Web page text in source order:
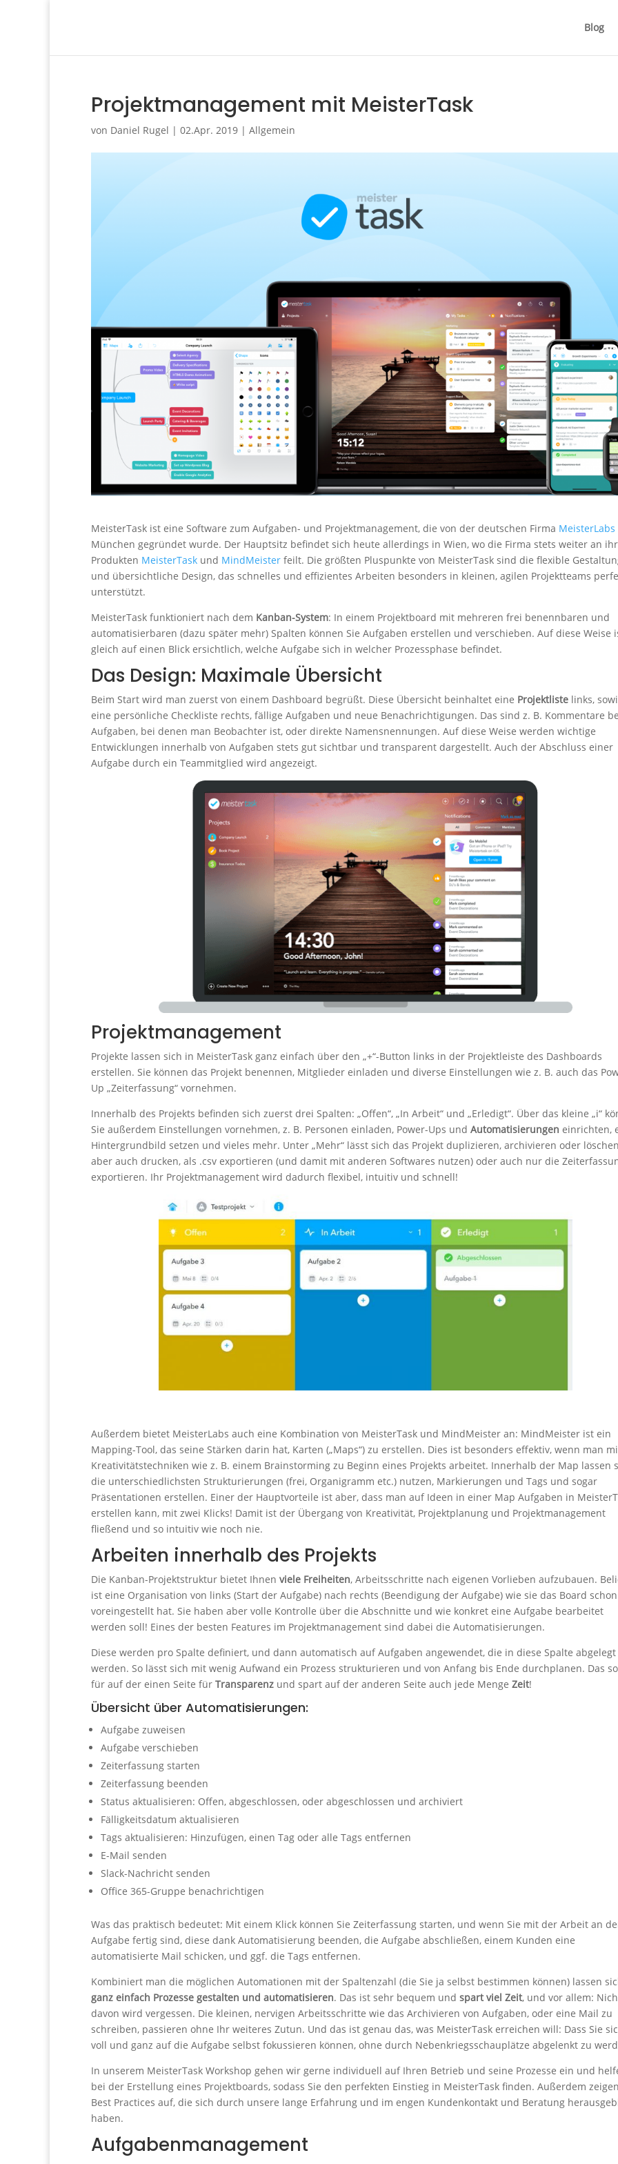
Blog
Projektmanagement mit MeisterTask
von Daniel Rugel | 02.Apr. 2019 | Allgemein
MeisterTask ist eine Software zum Aufgaben- und Projektmanagement, die von der deutschen Firma MeisterLabs
München gegründet wurde. Der Hauptsitz befindet sich heute allerdings in Wien, wo die Firma stets weiter an
Produkten MeisterTask und MindMeister feilt. Die größten Pluspunkte von MeisterTask sind die flexible
und übersichtliche Design, das schnelles und effizientes Arbeiten besonders in kleinen, agilen Projektteams
unterstützt.
MeisterTask funktioniert nach dem Kanban-System: In einem Projektboard mit mehreren frei benennbaren und
automatisierbaren (dazu später mehr) Spalten können Sie Aufgaben erstellen und verschieben. Auf diese Weise
gleich auf einen Blick ersichtlich, welche Aufgabe sich in welcher Prozessphase befindet.
Das Design: Maximale Übersicht
Beim Start wird man zuerst von einem Dashboard begrüßt. Diese Übersicht beinhaltet eine Projektliste links,
eine persönliche Checkliste rechts, fällige Aufgaben und neue Benachrichtigungen. Das sind z. B. Kommentare
Aufgaben, bei denen man Beobachter ist, oder direkte Namensnennungen. Auf diese Weise werden wichtige
Entwicklungen innerhalb von Aufgaben stets gut sichtbar und transparent dargestellt. Auch der Abschluss einer
Aufgabe durch ein Teammitglied wird angezeigt.
Projektmanagement
Projekte lassen sich in MeisterTask ganz einfach über den „+“-Button links in der Projektleiste des Dashboards
erstellen. Sie können das Projekt benennen, Mitglieder einladen und diverse Einstellungen wie z. B. auch das
Up „Zeiterfassung“ vornehmen.
Innerhalb des Projekts befinden sich zuerst drei Spalten: „Offen“, „In Arbeit“ und „Erledigt“. Über das kleine „i“
Sie außerdem Einstellungen vornehmen, z. B. Personen einladen, Power-Ups und Automatisierungen einrichten,
Hintergrundbild setzen und vieles mehr. Unter „Mehr“ lässt sich das Projekt duplizieren, archivieren oder
aber auch drucken, als .csv exportieren (und damit mit anderen Softwares nutzen) oder auch nur die
exportieren. Ihr Projektmanagement wird dadurch flexibel, intuitiv und schnell!
Außerdem bietet MeisterLabs auch eine Kombination von MeisterTask und MindMeister an: MindMeister ist ein
Mapping-Tool, das seine Stärken darin hat, Karten („Maps“) zu erstellen. Dies ist besonders effektiv, wenn man
Kreativitätstechniken wie z. B. einem Brainstorming zu Beginn eines Projekts arbeitet. Innerhalb der Map lassen
die unterschiedlichsten Strukturierungen (frei, Organigramm etc.) nutzen, Markierungen und Tags und sogar
Präsentationen erstellen. Einer der Hauptvorteile ist aber, dass man auf Ideen in einer Map Aufgaben in
erstellen kann, mit zwei Klicks! Damit ist der Übergang von Kreativität, Projektplanung und Projektmanagement
fließend und so intuitiv wie noch nie.
Arbeiten innerhalb des Projekts
Die Kanban-Projektstruktur bietet Ihnen viele Freiheiten, Arbeitsschritte nach eigenen Vorlieben aufzubauen.
ist eine Organisation von links (Start der Aufgabe) nach rechts (Beendigung der Aufgabe) wie sie das Board schon
voreingestellt hat. Sie haben aber volle Kontrolle über die Abschnitte und wie konkret eine Aufgabe bearbeitet
werden soll! Eines der besten Features im Projektmanagement sind dabei die Automatisierungen.
Diese werden pro Spalte definiert, und dann automatisch auf Aufgaben angewendet, die in diese Spalte abgelegt
werden. So lässt sich mit wenig Aufwand ein Prozess strukturieren und von Anfang bis Ende durchplanen. Das
für auf der einen Seite für Transparenz und spart auf der anderen Seite auch jede Menge Zeit!
Übersicht über Automatisierungen:
Aufgabe zuweisen
Aufgabe verschieben
Zeiterfassung starten
Zeiterfassung beenden
Status aktualisieren: Offen, abgeschlossen, oder abgeschlossen und archiviert
Fälligkeitsdatum aktualisieren
Tags aktualisieren: Hinzufügen, einen Tag oder alle Tags entfernen
E-Mail senden
Slack-Nachricht senden
Office 365-Gruppe benachrichtigen
Was das praktisch bedeutet: Mit einem Klick können Sie Zeiterfassung starten, und wenn Sie mit der Arbeit an
Aufgabe fertig sind, diese dank Automatisierung beenden, die Aufgabe abschließen, einem Kunden eine
automatisierte Mail schicken, und ggf. die Tags entfernen.
Kombiniert man die möglichen Automationen mit der Spaltenzahl (die Sie ja selbst bestimmen können) lassen
ganz einfach Prozesse gestalten und automatisieren. Das ist sehr bequem und spart viel Zeit, und vor allem:
davon wird vergessen. Die kleinen, nervigen Arbeitsschritte wie das Archivieren von Aufgaben, oder eine Mail zu
schreiben, passieren ohne Ihr weiteres Zutun. Und das ist genau das, was MeisterTask erreichen will: Dass Sie
voll und ganz auf die Aufgabe selbst fokussieren können, ohne durch Nebenkriegsschauplätze abgelenkt zu
In unserem MeisterTask Workshop gehen wir gerne individuell auf Ihren Betrieb und seine Prozesse ein und
bei der Erstellung eines Projektboards, sodass Sie den perfekten Einstieg in MeisterTask finden. Außerdem
Best Practices auf, die sich durch unsere lange Erfahrung und im engen Kundenkontakt und Beratung
haben.
Aufgabenmanagement